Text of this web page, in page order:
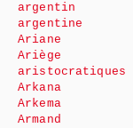
argentin
argentine
Ariane
Ariège
aristocratiques
Arkana
Arkema
Armand